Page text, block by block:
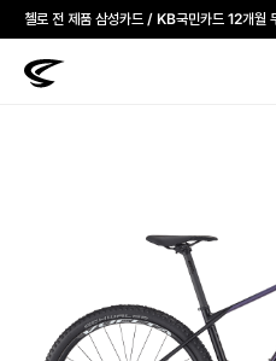
첼로 전 제품 삼성카드 / KB국민카드 12개월